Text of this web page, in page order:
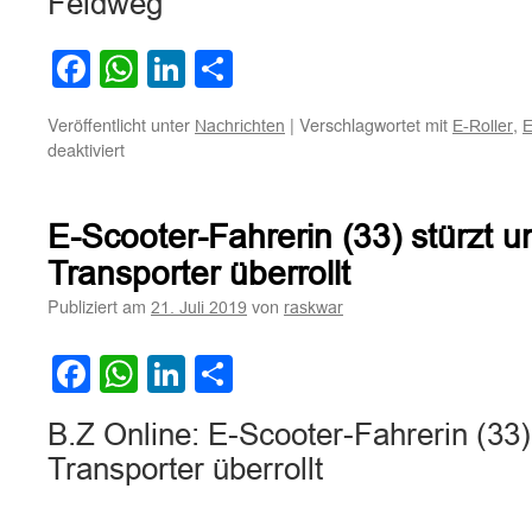
Facebook
WhatsApp
LinkedIn
Veröffentlicht unter Nachrichten | Verschlagwortet mit E-Roller,
deaktiviertfür
Unfall
mit
E-
Scooter
auf
E-Scooter-Fahrerin (33) stürzt
Transporter überrollt
Publiziert am 21. Juli 2019 von raskwar
Facebook
WhatsApp
LinkedIn
B.Z Online: E-Scooter-Fahrerin
Transporter überrollt